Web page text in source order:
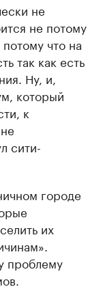
не
не потому
что на
так как есть
Ну, и,
который
к
сити-
городе
их
проблему